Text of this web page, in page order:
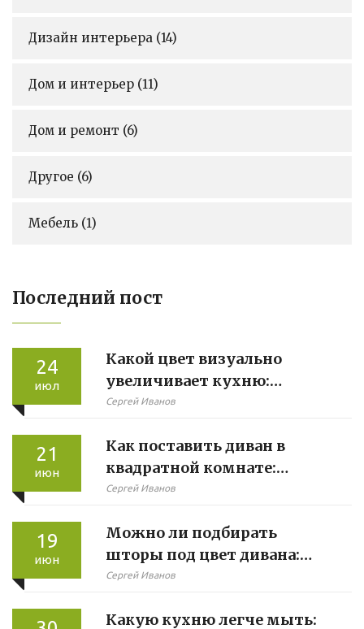
Дизайн интерьера (14)
Дом и интерьер (11)
Дом и ремонт (6)
Другое (6)
Мебель (1)
Последний пост
24
июл
Какой цвет визуально
увеличивает кухню:
секреты, советы и тренды
Сергей Иванов
21
июн
Как поставить диван в
квадратной комнате:
простые решения
Сергей Иванов
19
июн
Можно ли подбирать
шторы под цвет дивана:
современные фишки и
Сергей Иванов
Какую кухню легче мыть: